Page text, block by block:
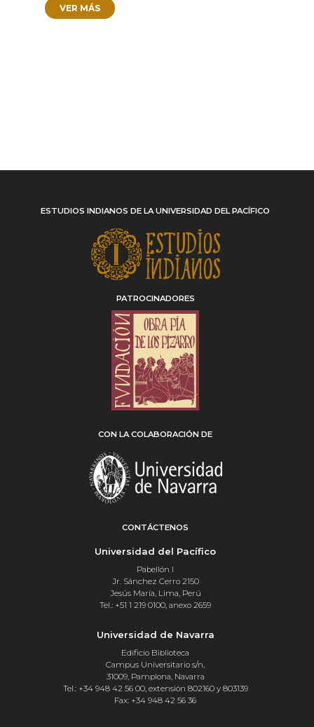
VER MÁS
ESTUDIOS INDIANOS DE LA UNIVERSIDAD DEL PACÍFICO
PATROCINADORES
CON LA COLABORACIÓN DE
CONTÁCTENOS
Universidad del Pacífico
Pabellón I
Jr. Sánchez Cerro 2150
Jesús María, Lima, Perú
Tel.: +51 1 219 0100, anexo 2659
Universidad de Navarra
Edificio Biblioteca
Campus Universitario s/n,
31009, Pamplona, Navarra
Tel.: +34 948 42 56 00, extensión 802160 y 803139
Fax: +34 948 42 56 36